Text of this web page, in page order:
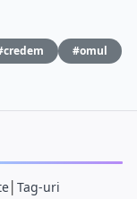
#omul
│ Tag-uri